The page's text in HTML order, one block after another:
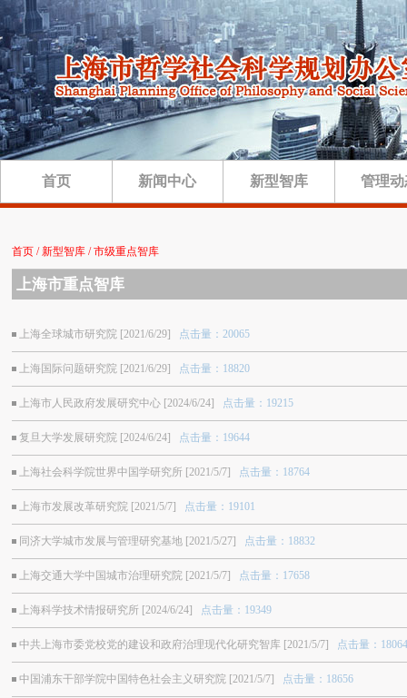
首页 新闻中心 新型智库 管理
首页 / 新型智库 / 市级重点智库
上海市重点智库
上海全球城市研究院 [2021/6/29] 点击量：20065
上海国际问题研究院 [2021/6/29] 点击量：18820
上海市人民政府发展研究中心 [2024/6/24] 点击量：19215
复旦大学发展研究院 [2024/6/24] 点击量：19644
上海社会科学院世界中国学研究所 [2021/5/7] 点击量：18764
上海市发展改革研究院 [2021/5/7] 点击量：19101
同济大学城市发展与管理研究基地 [2021/5/27] 点击量：18832
上海交通大学中国城市治理研究院 [2021/5/7] 点击量：17658
上海科学技术情报研究所 [2024/6/24] 点击量：19349
中共上海市委党校党的建设和政府治理现代化研究智库 [2021/5/7] 点击量：
中国浦东干部学院中国特色社会主义研究院 [2021/5/7] 点击量：18656